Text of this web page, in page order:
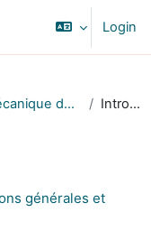
Login
MS : Mécanique des Systèmes (2A) Introduzione
générales et